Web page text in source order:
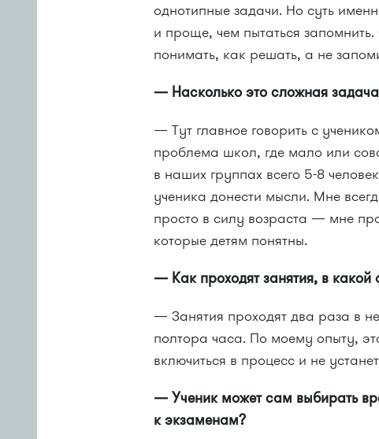
однотипные задачи. Но суть
и проще, чем пытаться
понимать, как решать, а не
— Насколько это сложная
— Тут главное говорить с
проблема школ, где мало или
в наших группах всего 5-8
ученика донести мысли. Мне
просто в силу возраста — мне
которые детям понятны.
— Как проходят занятия, в какой
— Занятия проходят два раза в
полтора часа. По моему опыту,
включиться в процесс и не
— Ученик может сам выбирать
к экзаменам?